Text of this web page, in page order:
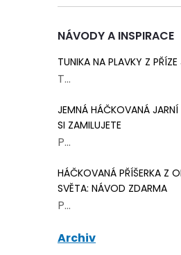
NÁVODY A INSPIRACE
TUNIKA NA PLAVKY Z PŘÍZE
T...
JEMNÁ HÁČKOVANÁ JARNÍ
SI ZAMILUJETE
P...
HÁČKOVANÁ PŘÍŠERKA Z
SVĚTA: NÁVOD ZDARMA
P...
Archiv
DO